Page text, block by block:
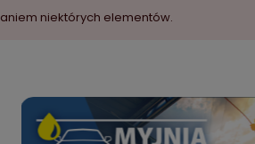
niektórych elementów.